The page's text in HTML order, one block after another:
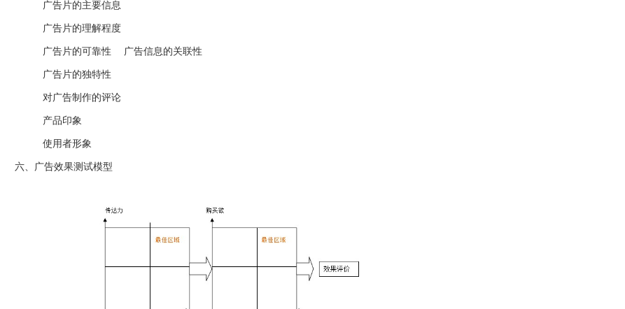
广告片的主要信息
广告片的理解程度
广告片的可靠性 广告信息的关联性
广告片的独特性
对广告制作的评论
产品印象
使用者形象
六、广告效果测试模型